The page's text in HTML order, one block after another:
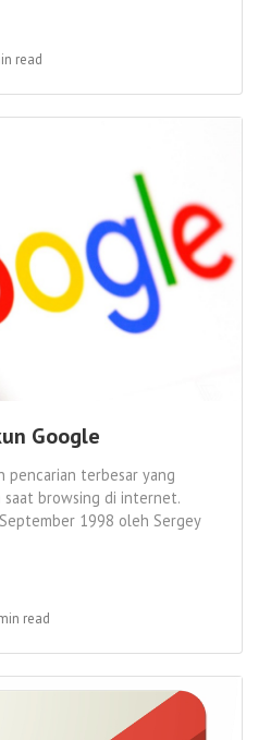
read
Google
pencarian terbesar yang
saat browsing di internet.
1998 oleh Sergey
read